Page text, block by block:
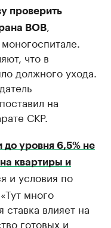
проверить
ВОВ
что в
должного ухода.
на
СКР.
до уровня 6,5% не
квартиры и
и условия по
много
влияет на
готовых и